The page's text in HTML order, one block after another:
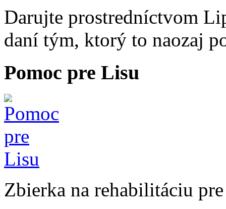
Darujte prostredníctvom
daní tým, ktorý to naozaj
Pomoc pre Lisu
Zbierka na rehabilitáciu